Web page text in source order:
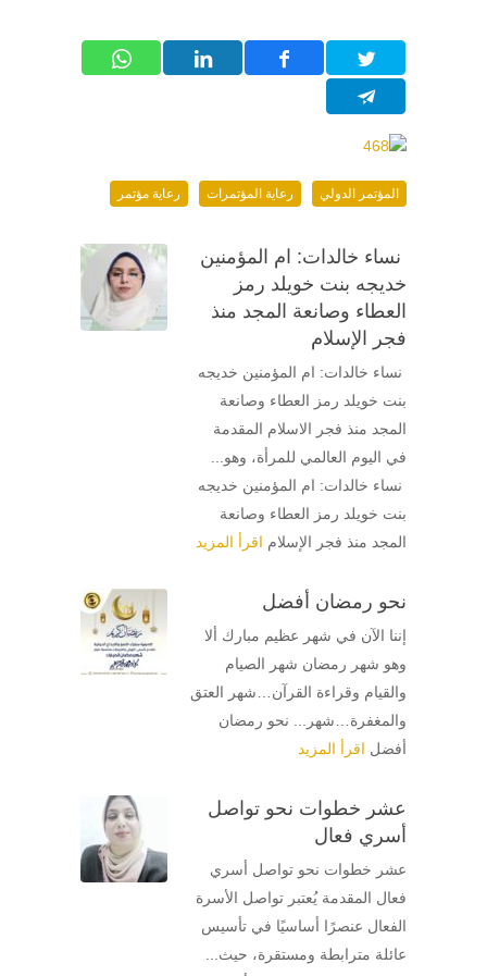
المؤتمر الدولي رعاية المؤتمرات رعاية مؤتمر
نساء خالدات: ام المؤمنين
خديجه بنت خويلد رمز
العطاء وصانعة المجد منذ
فجر الإسلام
نساء خالدات: ام المؤمنين خديجه
بنت خويلد رمز العطاء وصانعة
المجد منذ فجر الاسلام المقدمة
في اليوم العالمي للمرأة، وهو...
نساء خالدات: ام المؤمنين خديجه
بنت خويلد رمز العطاء وصانعة
المجد منذ فجر الإسلام اقرأ المزيد
نحو رمضان أفضل
إننا الآن في شهر عظيم مبارك ألا
وهو شهر رمضان شهر الصيام
والقيام وقراءة القرآن…شهر العتق
والمغفرة…شهر... نحو رمضان
أفضل اقرأ المزيد
عشر خطوات نحو تواصل
أسري فعال
عشر خطوات نحو تواصل أسري
فعال المقدمة يُعتبر تواصل الأسرة
الفعال عنصرًا أساسيًا في تأسيس
عائلة مترابطة ومستقرة، حيث...